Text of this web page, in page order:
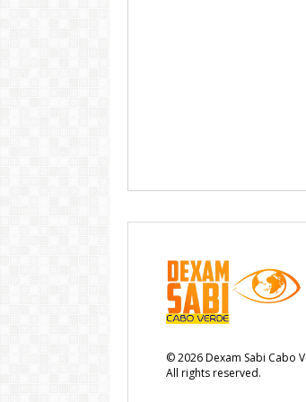
©2026Dexam Sabi Cabo
All rights reserved.